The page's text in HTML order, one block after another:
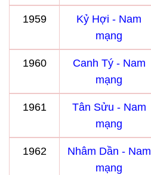
1959
Kỷ Hợi - Nam
mạng
1960
Canh Tý - Nam
mạng
1961
Tân Sửu - Nam
mạng
1962
Nhâm Dần - Nam
mạng